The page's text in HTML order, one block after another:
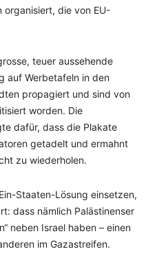
organisiert, die von EU-
teuer aussehende
auf Werbetafeln in den
propagiert und sind von
worden. Die
dafür, dass die Plakate
getadelt und ermahnt
zu wiederholen.
Staaten-Lösung einsetzen,
dass nämlich Palästinenser
neben Israel haben – einen
im Gazastreifen.